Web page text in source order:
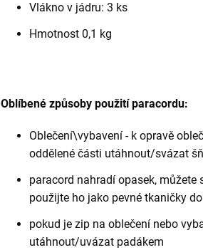
Vlákno v jádru: 3 ks
Hmotnost 0,1 kg
Oblíbené způsoby použití paracordu:
Oblečení\vybavení - k opravě
oddělené části utáhnout/svázat
paracord nahradí opasek,
použijte ho jako pevné tkaničky
pokud je zip na oblečení nebo
utáhnout/uvázat padákem